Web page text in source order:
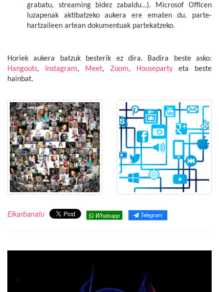
grabatu, streaming bidez zabaldu…). Microsof Officen
luzapenak aktibatzeko aukera ere ematen du, parte-
hartzaileen artean dokumentuak partekatzeko.
Horiek aukera batzuk besterik ez dira. Badira beste asko:
Hangouts, Instagram, Meet, Zoom, Houseparty eta beste
hainbat.
Elkarbanatu Whatsapp Telegram